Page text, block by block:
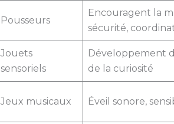
Pousseurs
Encouragent la
sécurité,
Jouets
sensoriels
Développement
de la curiosité
Jeux musicaux Éveil sonore,